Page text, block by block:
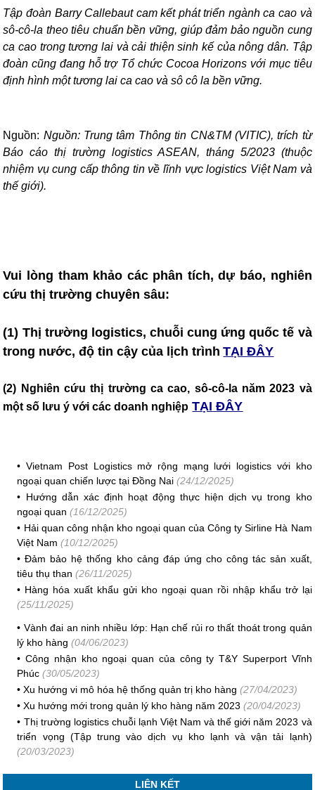
Tập đoàn Barry Callebaut cam kết phát triển ngành ca cao và
sô-cô-la theo tiêu chuẩn bền vững, giúp đảm bảo nguồn cung
ca cao trong tương lai và cải thiện sinh kế của nông dân. Tập
đoàn cũng đang hỗ trợ Tổ chức Cocoa Horizons với mục tiêu
định hình một tương lai ca cao và sô cô la bền vững.
Nguồn: Nguồn: Trung tâm Thông tin CN&TM (VITIC), trích từ
Báo cáo thị trường logistics ASEAN, tháng 5/2023 (thuộc
nhiệm vụ cung cấp thông tin về lĩnh vực logistics Việt Nam và
thế giới).
Vui lòng tham khảo các phân tích, dự báo, nghiên
cứu thị trường chuyên sâu:
(1) Thị trường logistics, chuỗi cung ứng quốc tế và
trong nước, độ tin cậy của lịch trình TẠI ĐÂY
(2) Nghiên cứu thị trường ca cao, sô-cô-la năm 2023 và
một số lưu ý với các doanh nghiệp TẠI ĐÂY
•Vietnam Post Logistics mở rộng mạng lưới logistics với kho
ngoại quan chiến lược tại Đồng Nai (24/12/2025)
• Hướng dẫn xác định hoạt động thực hiện dịch vụ trong kho
ngoại quan (16/12/2025)
• Hải quan công nhận kho ngoại quan của Công ty Sirline Hà Nam
Việt Nam (10/12/2025)
•Đảm bảo hệ thống kho cảng đáp ứng cho công tác sản xuất,
tiêu thụ than (26/11/2025)
• Hàng hóa xuất khẩu gửi kho ngoại quan rồi nhập khẩu trở lại
(25/11/2025)
• Vành đai an ninh nhiều lớp: Hạn chế rủi ro thất thoát trong quản
lý kho hàng(04/06/2023)
•Công nhận kho ngoại quan của công ty T&Y Superport Vĩnh
Phúc (30/05/2023)
•Xu hướng vi mô hóa hệ thống quản trị kho hàng (27/04/2023)
•Xu hướng mới trong quản lý kho hàng năm 2023 (20/04/2023)
• Thị trường logistics chuỗi lạnh Việt Nam và thế giới năm 2023 và
triển vọng (Tập trung vào dịch vụ kho lạnh và vận tải lạnh)
(20/03/2023)
LIÊN KẾT